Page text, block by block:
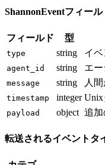
ShannonEventフィール
フィールド 型
type string イベ
agent_id string エ
message string 人
timestamp integer
payload object 追加
転送されるイベントタ